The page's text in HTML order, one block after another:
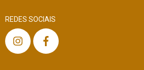
REDES SOCIAIS